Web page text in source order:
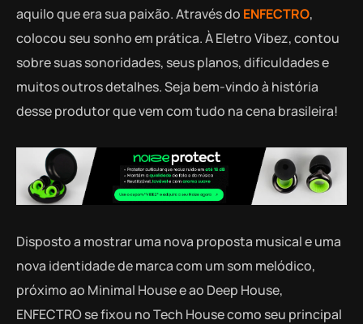
aquilo que era sua paixão. Através do ENFECTRO,
colocou seu sonho em prática. À Eletro Vibez, contou
sobre suas sonoridades, seus planos, dificuldades e
muitos outros detalhes. Seja bem-vindo à história
desse produtor que vem com tudo na cena brasileira!
Disposto a mostrar uma nova proposta musical e uma
nova identidade de marca com um som melódico,
próximo ao Minimal House e ao Deep House,
ENFECTRO se fixou no Tech House como seu principal